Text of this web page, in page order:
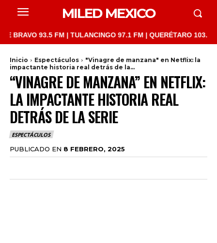
MILED MEXICO
93.5 FM | TULANCINGO 97.1 FM | QUERÉTARO 103.1
Inicio Espectáculos
"Vinagre de manzana" en Netflix: la
impactante historia real detrás de la...
“VINAGRE DE MANZANA” EN NETFLIX:
LA IMPACTANTE HISTORIA REAL
DETRÁS DE LA SERIE
ESPECTÁCULOS
PUBLICADO EN 8 FEBRERO, 2025